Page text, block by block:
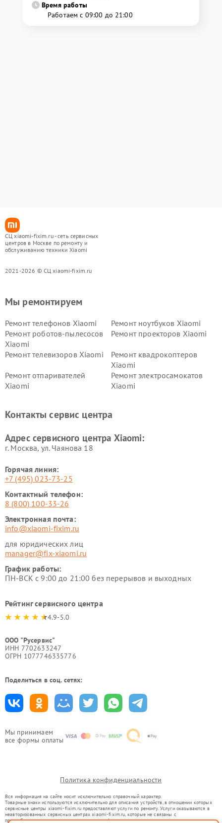
Время работы
Работаем с 09:00 до 21:00
СЦ xiaomi-fixim.ru - сеть сервисных
центров в Москве по ремонту и
обслуживанию техники Xiaomi
2021-2026 © СЦ xiaomi-fixim.ru
Мы принимаем
все формы оплаты
Мы ремонтируем
Ремонт телефонов Xiaomi
Ремонт ноутбуков Xiaomi
Ремонт роботов-пылесосов
Xiaomi
Ремонт проекторов Xiaomi
Ремонт телевизоров Xiaomi
Ремонт квадрокоптеров
Xiaomi
Ремонт отпаривателей
Xiaomi
Ремонт электросамокатов
Xiaomi
Ремонт стиральных машин
Ремонт смарт-часов Xiaomi
Контакты сервис центра
Адрес сервисного центра Xiaomi:
г. Москва, ул. Чаянова 18
Горячая линия:
+7 (495) 023-73-25
Контактный телефон:
8 (800) 100-33-26
Электронная почта:
info@xiaomi-fixim.ru
для юридических лиц
manager@fix-xiaomi.ru
График работы:
ПН-ВСК с 9:00 до 21:00 без перерывов и выходных
Рейтинг сервисного центра
4.9-5.0
ООО "Русервис"
ИНН 7702633247
ОГРН 1077746335776
Поделиться в соц. сетях:
Политика конфиденциальности
Вся информация на сайте носит исключительно справочный характер.
Товарные знаки используются исключительно для описания устройств, в отношении которых
сервисные центры xiaomi-fixim.ru предоставляют услуги по ремонту. Услуги оказываются в
неавторизованных сервисных центрах xiaomi-fixim.ru, которые не связаны с
правообладателями товарных знаков или их официальными представителями.